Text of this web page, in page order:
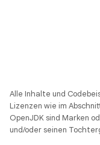
Alle Inhalte und
Lizenzen wie im
OpenJDK sind Marken
und/oder seinen